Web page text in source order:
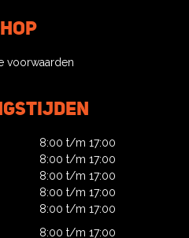
voorwaarden
8:00 t/m 17:00
8:00 t/m 17:00
8:00 t/m 17:00
8:00 t/m 17:00
8:00 t/m 17:00
8:00 t/m 17:00